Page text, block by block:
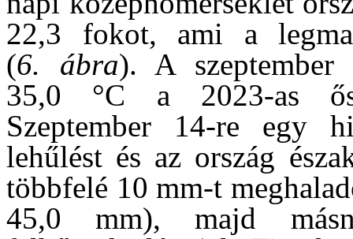
22,3 fokot, ami a
(6. ábra). A szeptember
35,0 °C a 2023-as
Szeptember 14-re egy
lehűlést és az ország
többfelé 10 mm-t
45,0 mm), majd